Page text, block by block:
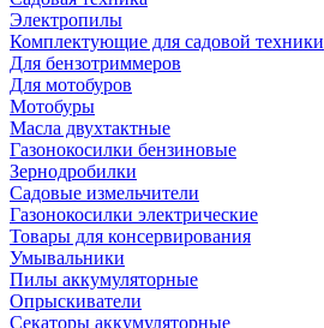
Электропилы
Комплектующие для садовой техники
Для бензотриммеров
Для мотобуров
Мотобуры
Масла двухтактные
Газонокосилки бензиновые
Зернодробилки
Садовые измельчители
Газонокосилки электрические
Товары для консервирования
Умывальники
Пилы аккумуляторные
Опрыскиватели
Секаторы аккумуляторные